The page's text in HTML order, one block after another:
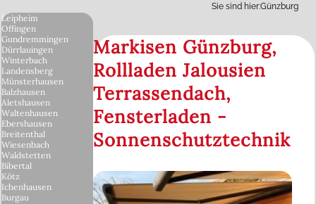
Sie sind hier:Günzburg
Markisen Günzburg,
Rollladen Jalousien
Terrassendach,
Fensterladen -
Sonnenschutztechnik
Leipheim
Offingen
Gundremmingen
Dürrlauingen
Winterbach
Landensberg
Münsterhausen
Balzhausen
Aletshausen
Waltenhausen
Ebershausen
Breitenthal
Wiesenbach
Waldstetten
Bibertal
Kötz
Ichenhausen
Burgau